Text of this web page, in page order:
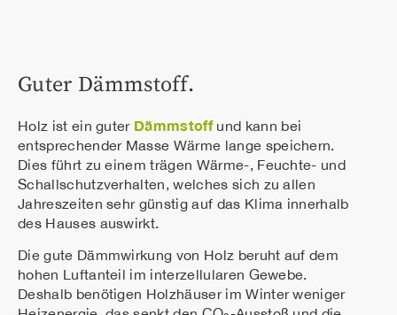
Guter Dämmstoff.
Holz ist ein guter Dämmstoffund kann bei
entsprechender Masse Wärme lange speichern.
Dies führt zu einem trägen Wärme-, Feuchte- und
Schallschutzverhalten, welches sich zu allen
Jahreszeiten sehr günstig auf das Klima innerhalb
des Hauses auswirkt.
Die gute Dämmwirkung von Holz beruht auf dem
hohen Luftanteil im interzellularen Gewebe.
Deshalb benötigen Holzhäuser im Winter weniger